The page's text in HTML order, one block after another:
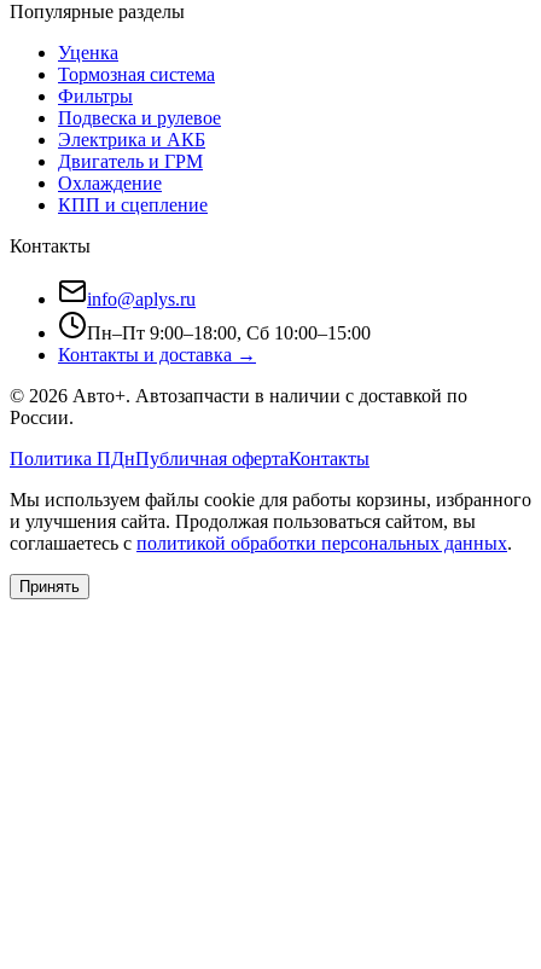
Популярные разделы
Уценка
Тормозная система
Фильтры
Подвеска и рулевое
Электрика и АКБ
Двигатель и ГРМ
Охлаждение
КПП и сцепление
Контакты
info@aplys.ru
Пн–Пт 9:00–18:00, Сб 10:00–15:00
Контакты и доставка →
© 2026 Авто+. Автозапчасти в наличии с доставкой по
России.
Политика ПДнПубличная офертаКонтакты
Мы используем файлы cookie для работы корзины, избранного
и улучшения сайта. Продолжая пользоваться сайтом, вы
соглашаетесь с политикой обработки персональных данных.
Принять